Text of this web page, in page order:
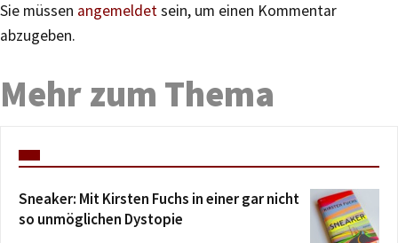
Sie müssen angemeldetsein, um einen Kommentar
abzugeben.
Mehr zum Thema
Sneaker: Mit Kirsten Fuchs in einer gar nicht
so unmöglichen Dystopie